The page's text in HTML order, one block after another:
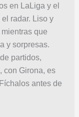
en LaLiga y el
radar. Liso y
que
y sorpresas.
partidos,
con Girona, es
antes de